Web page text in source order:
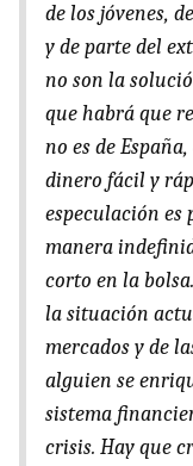
de los jóvenes,
y de parte del
no son la
que habrá que
no es de
dinero fácil y
especulación es
manera
corto en la
la situación
mercados y de
alguien se
sistema
crisis. Hay que